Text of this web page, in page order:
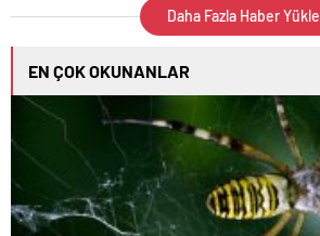
Daha Fazla Haber Yükle
EN ÇOK OKUNANLAR